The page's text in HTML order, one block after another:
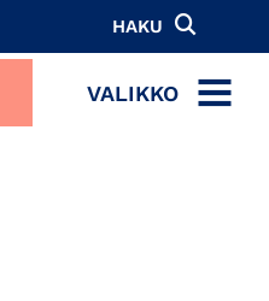
HAKU
VALIKKO
MENU